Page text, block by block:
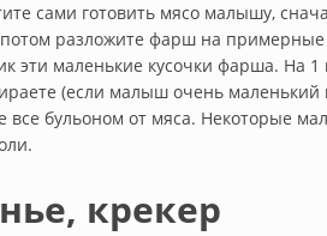
сами готовить мясо малышу,
потом разложите фарш на
эти маленькие кусочки фарша. На
(если малыш очень маленький
все бульоном от мяса. Некоторые
крекер